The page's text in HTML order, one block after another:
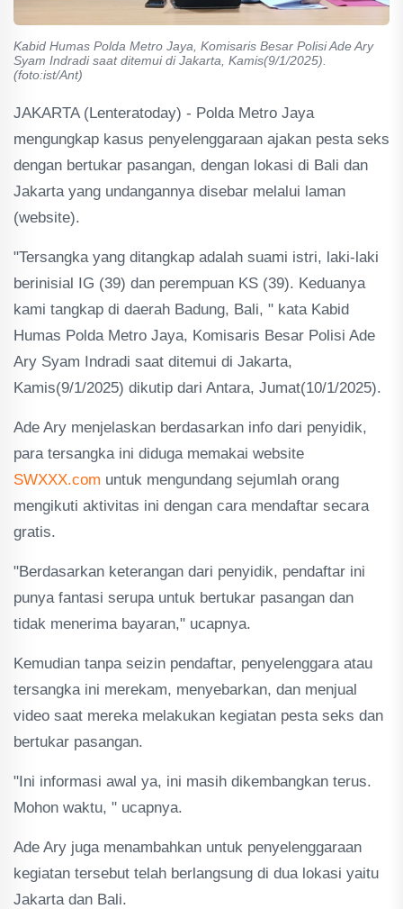
Kabid Humas Polda Metro Jaya, Komisaris Besar Polisi Ade Ary
Syam Indradi saat ditemui di Jakarta, Kamis(9/1/2025).
(foto:ist/Ant)
JAKARTA (Lenteratoday) - Polda Metro Jaya
mengungkap kasus penyelenggaraan ajakan pesta seks
dengan bertukar pasangan, dengan lokasi di Bali dan
Jakarta yang undangannya disebar melalui laman
(website).
"Tersangka yang ditangkap adalah suami istri, laki-laki
berinisial IG (39) dan perempuan KS (39). Keduanya
kami tangkap di daerah Badung, Bali, " kata Kabid
Humas Polda Metro Jaya, Komisaris Besar Polisi Ade
Ary Syam Indradi saat ditemui di Jakarta,
Kamis(9/1/2025) dikutip dari Antara, Jumat(10/1/2025).
Ade Ary menjelaskan berdasarkan info dari penyidik,
para tersangka ini diduga memakai website
SWXXX.com untuk mengundang sejumlah orang
mengikuti aktivitas ini dengan cara mendaftar secara
gratis.
"Berdasarkan keterangan dari penyidik, pendaftar ini
punya fantasi serupa untuk bertukar pasangan dan
tidak menerima bayaran," ucapnya.
Kemudian tanpa seizin pendaftar, penyelenggara atau
tersangka ini merekam, menyebarkan, dan menjual
video saat mereka melakukan kegiatan pesta seks dan
bertukar pasangan.
"Ini informasi awal ya, ini masih dikembangkan terus.
Mohon waktu, " ucapnya.
Ade Ary juga menambahkan untuk penyelenggaraan
kegiatan tersebut telah berlangsung di dua lokasi yaitu
Jakarta dan Bali.